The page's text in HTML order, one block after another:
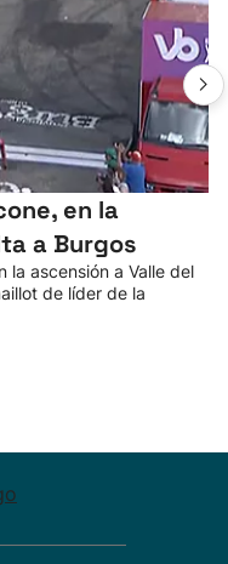
en la
a Burgos
la ascensión a Valle del
de líder de la